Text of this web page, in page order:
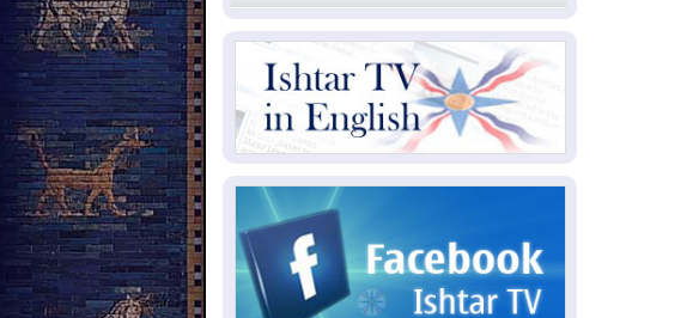
2026-08-06ائتلاف ادارة الدولة: من
يقومون بسلوك يهدد امن البلاد خارجون عن
القانون يجب محاربتهم
2026-08-06بعد هجومين قرب باب المندب..
الأحمر
2026-08-06مئات القاصرين بلا مأوى.. أزمة
سبتة تتصاعد وتضغط على مدريد